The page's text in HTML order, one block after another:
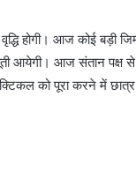
होगी। आज कोई बड़ी
आयेगी। आज संतान पक्ष
को पूरा करने में